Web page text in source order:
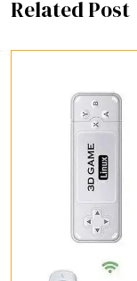
Related Post